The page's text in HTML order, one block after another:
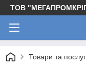
ТОВ
Товари та